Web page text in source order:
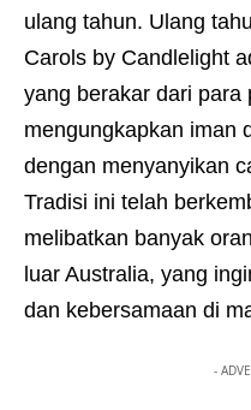
ulang tahun. Ulang
Carols by Candlelight
yang berakar dari para
mengungkapkan iman
dengan menyanyikan
Tradisi ini telah
melibatkan banyak
luar Australia, yang
dan kebersamaan di
-